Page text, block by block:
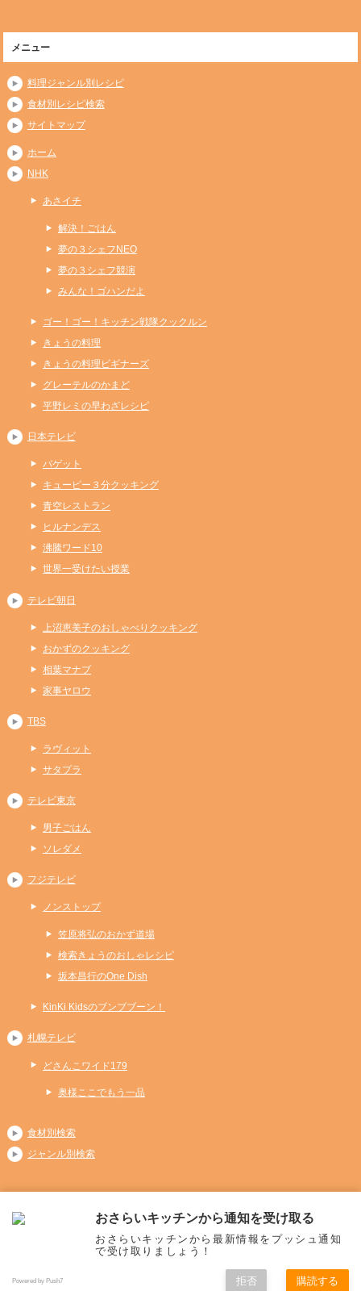
メニュー
料理ジャンル別レシピ
食材別レシピ検索
サイトマップ
ホーム
NHK
あさイチ
解決！ごはん
夢の３シェフNEO
夢の３シェフ競演
みんな！ゴハンだよ
ゴー！ゴー！キッチン戦隊クックルン
きょうの料理
きょうの料理ビギナーズ
グレーテルのかまど
平野レミの早わざレシピ
日本テレビ
バゲット
キューピー３分クッキング
青空レストラン
ヒルナンデス
沸騰ワード10
世界一受けたい授業
テレビ朝日
上沼恵美子のおしゃべりクッキング
おかずのクッキング
相葉マナブ
家事ヤロウ
TBS
ラヴィット
サタプラ
テレビ東京
男子ごはん
ソレダメ
フジテレビ
ノンストップ
笠原将弘のおかず道場
検索きょうのおしゃレシピ
坂本昌行のOne Dish
KinKi Kidsのブンブブーン！
札幌テレビ
どさんこワイド179
奥様ここでもう一品
食材別検索
ジャンル別検索
Copyright (C) 2026 おさらいキッチン
All Rights Reserved.
おさらいキッチンから通知を受け取る
おさらいキッチンから最新情報をプッシュ通知
で受け取りましょう！
Powered by Push7 拒否 購読する